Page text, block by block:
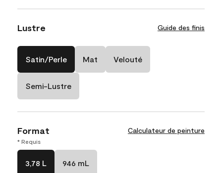
Lustre Guide des finis
Satin/Perle Mat Velouté
Semi-Lustre
Format Calculateur de peinture
* Requis
3,78 L 946 mL